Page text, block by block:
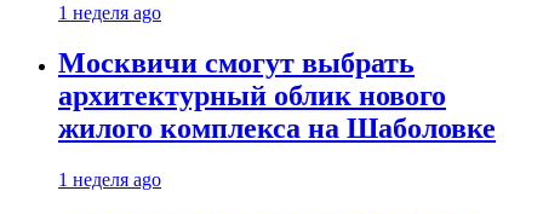
1 неделя ago
Москвичи смогут выбрать
архитектурный облик нового
жилого комплекса на Шаболовке
1 неделя ago